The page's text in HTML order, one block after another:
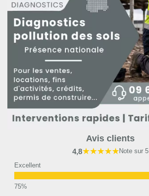
Avis clients
4,8★★★★★Note sur 5
Excellent